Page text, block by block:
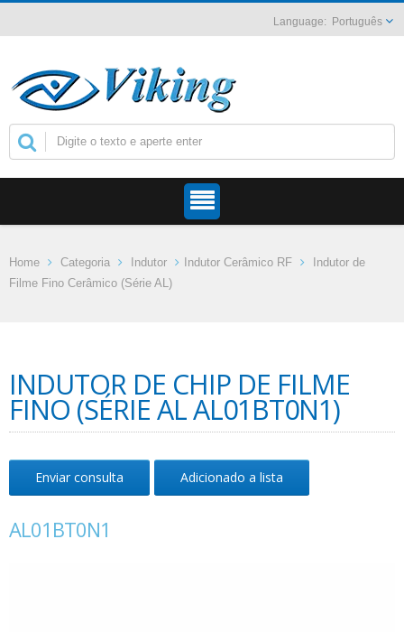
Português
Home Categoria Indutor Indutor Cerâmico RF
Indutor de
Filme Fino Cerâmico (Série AL)
INDUTOR DE CHIP DE FILME
FINO (SÉRIE AL AL01BT0N1)
Enviar consulta Adicionado a lista
AL01BT0N1